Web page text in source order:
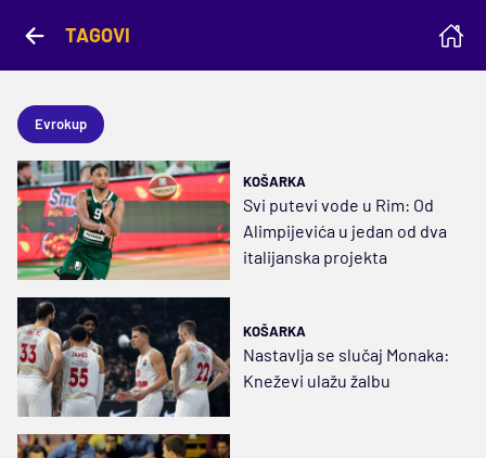
TAGOVI
Evrokup
KOŠARKA
Svi putevi vode u Rim: Od
Alimpijevića u jedan od dva
italijanska projekta
KOŠARKA
Nastavlja se slučaj Monaka:
Kneževi ulažu žalbu